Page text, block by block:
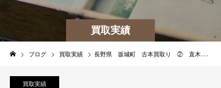
買取実績
ブログ 買取実績 長野県 坂城町 古本買取り ② 直木賞 朝井リョウ 何者 映画
買取実績